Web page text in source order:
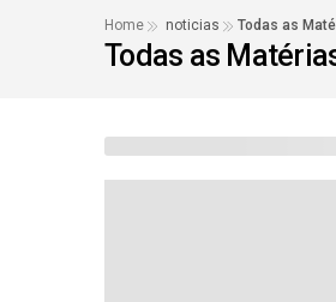
Home noticias Todas as
Todas as